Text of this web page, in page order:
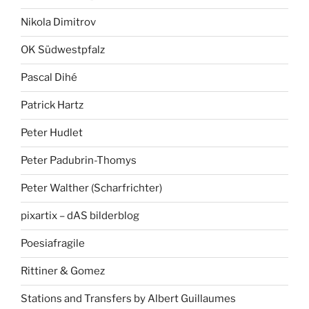
Nikola Dimitrov
OK Südwestpfalz
Pascal Dihé
Patrick Hartz
Peter Hudlet
Peter Padubrin-Thomys
Peter Walther (Scharfrichter)
pixartix – dAS bilderblog
Poesiafragile
Rittiner & Gomez
Stations and Transfers by Albert Guillaumes